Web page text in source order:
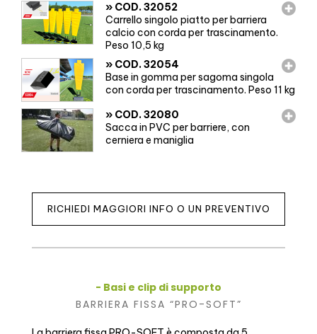
» COD. 32052
Carrello singolo piatto per barriera
calcio con corda per trascinamento.
Peso 10,5 kg
» COD. 32054
Base in gomma per sagoma singola
con corda per trascinamento. Peso 11 kg
» COD. 32080
Sacca in PVC per barriere, con
cerniera e maniglia
RICHIEDI MAGGIORI INFO O UN PREVENTIVO
- Basi e clip di supporto
BARRIERA FISSA “PRO-SOFT”